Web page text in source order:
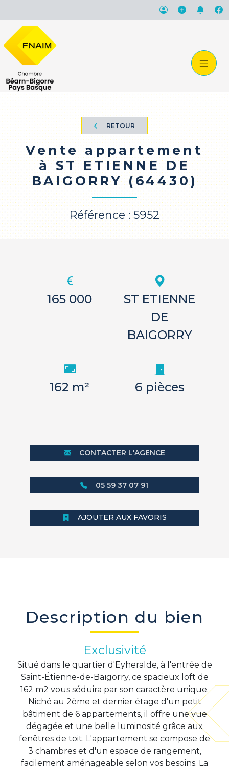
RETOUR
Vente appartement
à ST ETIENNE DE
BAIGORRY (64430)
Référence : 5952
165 000
ST ETIENNE
DE
BAIGORRY
162 m² 6 pièces
CONTACTER L'AGENCE
05 59 37 07 91
AJOUTER AUX FAVORIS
Description du bien
Exclusivité
Situé dans le quartier d'Eyheralde, à l'entrée de
Saint-Étienne-de-Baïgorry, ce spacieux loft de
162 m2 vous séduira par son caractère unique.
Niché au 2ème et dernier étage d'un petit
bâtiment de 6 appartements, il offre une vue
dégagée et une belle luminosité grâce aux
fenêtres de toit. L'appartement se compose de
3 chambres et d'un espace de rangement,
facilement aménageable selon vos besoins. La